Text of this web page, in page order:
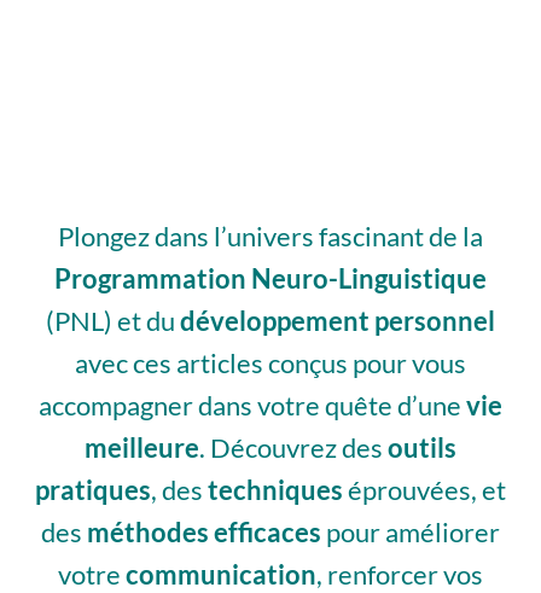
Plongez dans l’univers fascinant de la
Programmation Neuro-Linguistique
(PNL) et dudéveloppement personnel
avec ces articles conçus pour vous
accompagner dans votre quête d’unevie
meilleure. Découvrez desoutils
pratiques, destechniqueséprouvées, et
des méthodes efficaces pour améliorer
votrecommunication, renforcer vos